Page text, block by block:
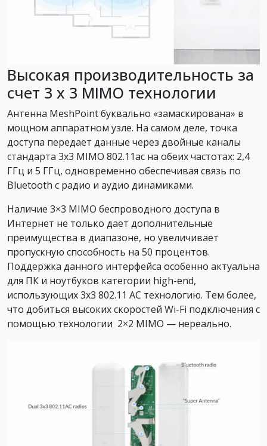
Высокая производительность за
счет 3 х 3 MIMO технологии
Антенна MeshPoint буквально «замаскирована» в
мощном аппаратном узле. На самом деле, точка
доступа передает данные через двойные каналы
стандарта 3х3 MIMO 802.11ac на обеих частотах: 2,4
ГГц и 5 ГГц, одновременно обеспечивая связь по
Bluetooth с радио и аудио динамиками.
Наличие 3×3 MIMO беспроводного доступа в
Интернет не только дает дополнительные
преимущества в диапазоне, но увеличивает
пропускную способность на 50 процентов.
Поддержка данного интерфейса особенно актуальна
для ПК и ноутбуков категории high-end,
использующих 3х3 802.11 АС технологию. Тем более,
что добиться высоких скоростей Wi-Fi подключения с
помощью технологии 2×2 MIMO — нереально.